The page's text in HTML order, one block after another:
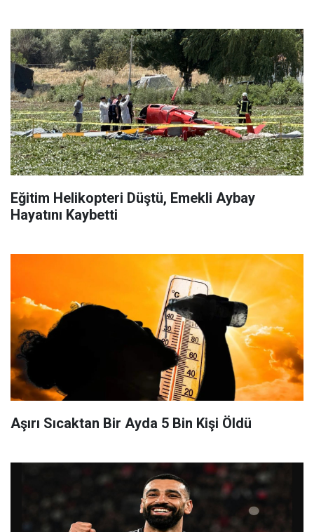
Eğitim Helikopteri Düştü, Emekli Aybay
Hayatını Kaybetti
Aşırı Sıcaktan Bir Ayda 5 Bin Kişi Öldü